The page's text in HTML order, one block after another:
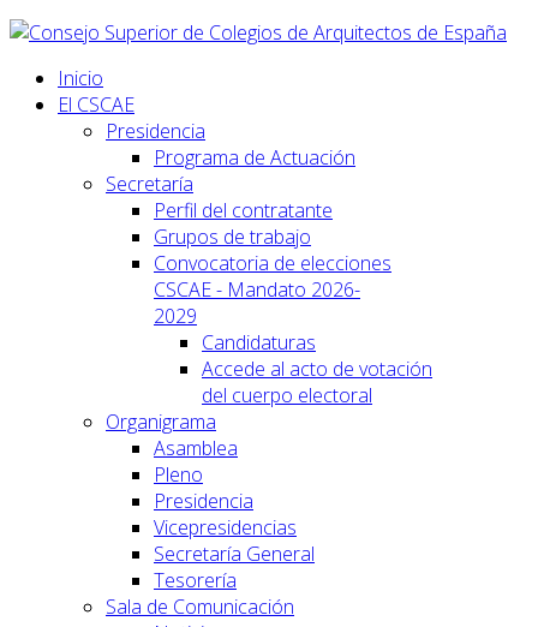
Inicio
El CSCAE
Presidencia
Programa de Actuación
Secretaría
Perfil del contratante
Grupos de trabajo
Convocatoria de elecciones
CSCAE - Mandato 2026-
2029
Candidaturas
Accede al acto de votación
del cuerpo electoral
Organigrama
Asamblea
Pleno
Presidencia
Vicepresidencias
Secretaría General
Tesorería
Sala de Comunicación